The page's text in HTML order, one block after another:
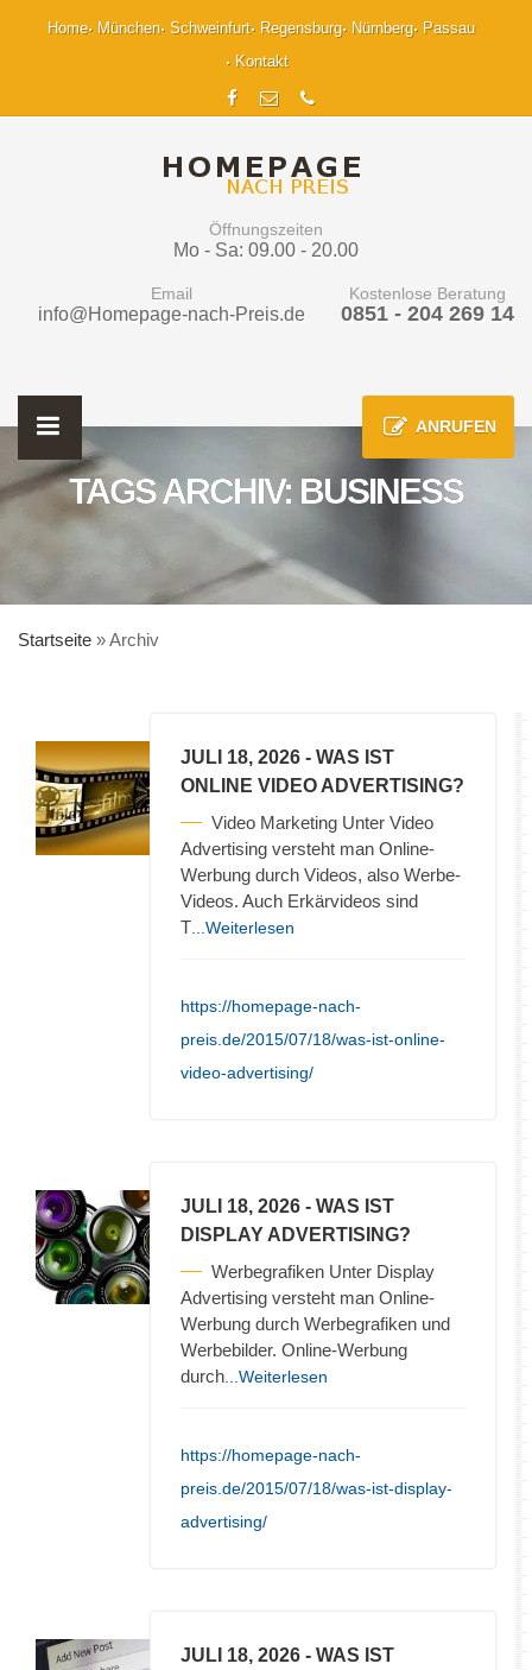
Home München Schweinfurt Regensburg Nürnberg
Passau
Kontakt
Öffnungszeiten
Mo - Sa: 09.00 - 20.00
Email
info@Homepage-nach-Preis.de
Kostenlose Beratung
0851 - 204 269 14
ANRUFEN
TAGS ARCHIV: BUSINESS
Startseite »Archiv
JULI 18, 2026 - WAS IST
ONLINE VIDEO ADVERTISING?
Video Marketing Unter Video
Advertising versteht man Online-
Werbung durch Videos, also Werbe-
Videos. Auch Erkärvideos sind
T ...Weiterlesen
https://homepage-nach-
preis.de/2015/07/18/was-ist-online-
video-advertising/
JULI 18, 2026 - WAS IST
DISPLAY ADVERTISING?
Werbegrafiken Unter Display
Advertising versteht man Online-
Werbung durch Werbegrafiken und
Werbebilder. Online-Werbung
durch ...Weiterlesen
https://homepage-nach-
preis.de/2015/07/18/was-ist-display-
advertising/
JULI 18, 2026 - WAS IST